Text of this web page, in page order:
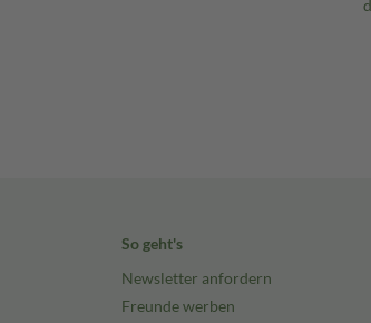
So geht's
Newsletter anfordern
Freunde werben